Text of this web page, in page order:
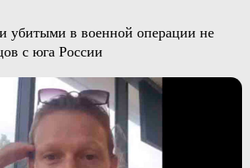
убитыми в военной операции не
с юга России